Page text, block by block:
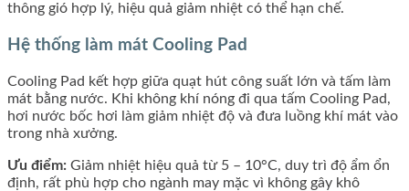
thông gió hợp lý, hiệu quả giảm nhiệt có thể hạn chế.
Hệ thống làm mát Cooling Pad
Cooling Pad kết hợp giữa quạt hút công suất lớn và tấm làm
mát bằng nước. Khi không khí nóng đi qua tấm Cooling Pad,
hơi nước bốc hơi làm giảm nhiệt độ và đưa luồng khí mát vào
trong nhà xưởng.
Ưu điểm: Giảm nhiệt hiệu quả từ 5 – 10°C, duy trì độ ẩm ổn
định, rất phù hợp cho ngành may mặc vì không gây khô